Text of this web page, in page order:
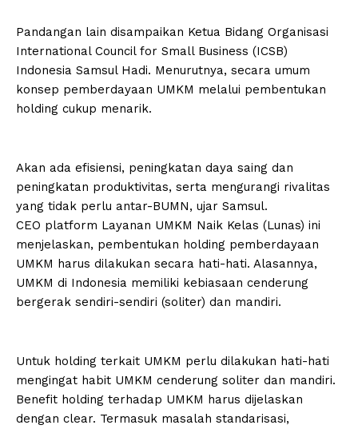
Pandangan lain disampaikan Ketua Bidang Organisasi
International Council for Small Business (ICSB)
Indonesia Samsul Hadi. Menurutnya, secara umum
konsep pemberdayaan UMKM melalui pembentukan
holding cukup menarik.
Akan ada efisiensi, peningkatan daya saing dan
peningkatan produktivitas, serta mengurangi rivalitas
yang tidak perlu antar-BUMN, ujar Samsul.
CEO platform Layanan UMKM Naik Kelas (Lunas) ini
menjelaskan, pembentukan holding pemberdayaan
UMKM harus dilakukan secara hati-hati. Alasannya,
UMKM di Indonesia memiliki kebiasaan cenderung
bergerak sendiri-sendiri (soliter) dan mandiri.
Untuk holding terkait UMKM perlu dilakukan hati-hati
mengingat habit UMKM cenderung soliter dan mandiri.
Benefit holding terhadap UMKM harus dijelaskan
dengan clear. Termasuk masalah standarisasi,